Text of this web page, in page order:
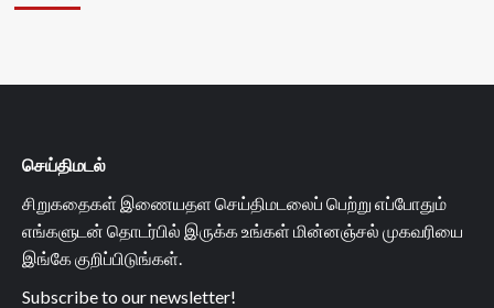
செய்திமடல்
சிறுகதைகள் இணையதள செய்திமடலைப் பெற்று எப்போதும்
எங்களுடன் தொடர்பில் இருக்க உங்கள் மின்னஞ்சல் முகவரியை
இங்கே குறிப்பிடுங்கள்.
Subscribe to our newsletter!